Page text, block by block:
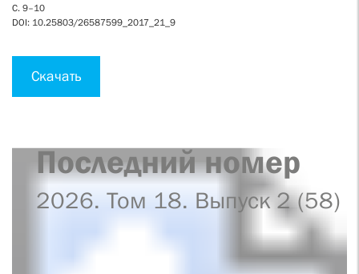
С. 9–10
DOI: 10.25803/26587599_2017_21_9
Скачать
Последний номер
2026. Том 18. Выпуск 2 (58)